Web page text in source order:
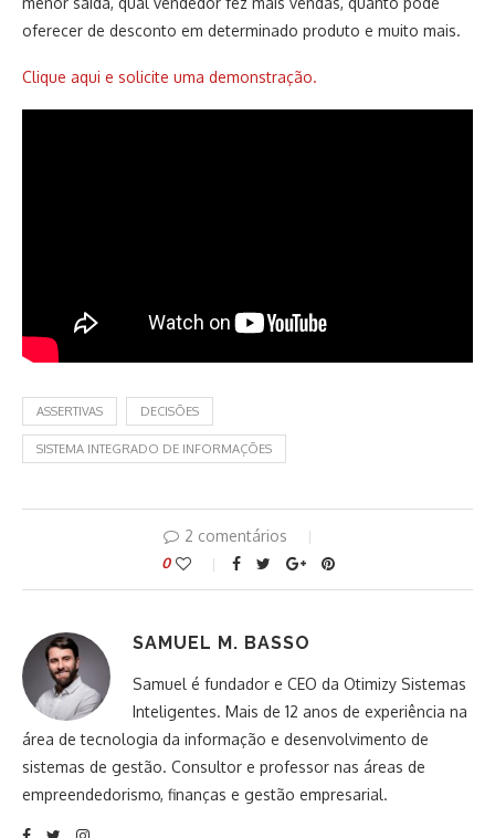
oferecer de desconto em determinado produto e muito mais.
Clique aqui e solicite uma demonstração.
ASSERTIVAS DECISÕES
SISTEMA INTEGRADO DE INFORMAÇÕES
2 comentários
0
SAMUEL M. BASSO
Samuel é fundador e CEO da Otimizy Sistemas
Inteligentes. Mais de 12 anos de experiência na
área de tecnologia da informação e desenvolvimento de
sistemas de gestão. Consultor e professor nas áreas de
empreendedorismo, finanças e gestão empresarial.